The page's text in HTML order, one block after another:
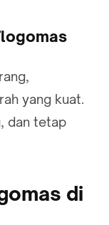
yang kuat.
dan tetap
di